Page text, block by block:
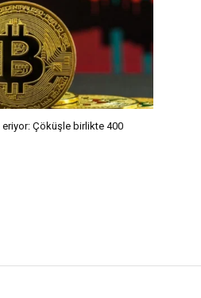
eriyor: Çöküşle birlikte 400